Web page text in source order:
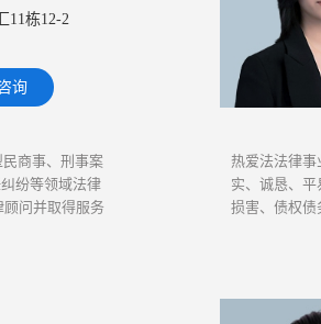
11栋12-2
询
商事、刑事案
纷等领域法律
问并取得服务
热爱法法律
实、诚恳、
损害、债权债